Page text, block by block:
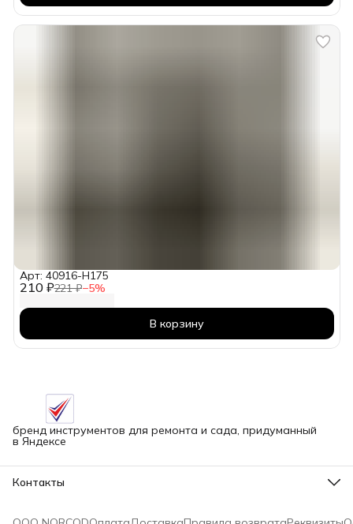
210 ₽221 ₽−5%
Арт: 40916-H175
В корзину
бренд инструментов для ремонта и сада, придуманный
в Яндексе
Контакты